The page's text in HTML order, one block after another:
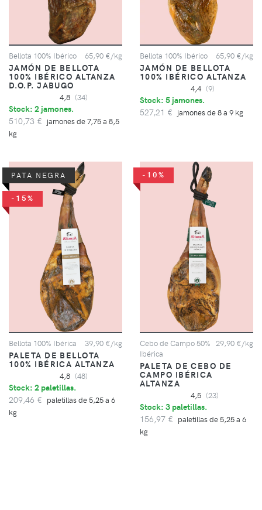
Bellota 100% Ibérico 65,90 €/kg
JAMÓN DE BELLOTA
100% IBÉRICO ALTANZA
D.O.P. JABUGO
4,8 (34)
Stock: 2 jamones.
510,73 € jamones de 7,75 a 8,5
kg
Bellota 100% Ibérico 65,90 €/kg
JAMÓN DE BELLOTA
100% IBÉRICO ALTANZA
4,4 (9)
Stock: 5 jamones.
527,21 € jamones de 8 a 9 kg
PATA NEGRA
-15%
Bellota 100% Ibérica 39,90 €/kg
PALETA DE BELLOTA
100% IBÉRICA ALTANZA
4,8 (48)
Stock: 2 paletillas.
209,46 € paletillas de 5,25 a 6
kg
-10%
Cebo de Campo 50%
Ibérica
29,90 €/kg
PALETA DE CEBO DE
CAMPO IBÉRICA
ALTANZA
4,5 (23)
Stock: 3 paletillas.
156,97 € paletillas de 5,25 a 6
kg